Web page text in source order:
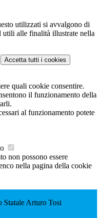
utilizzati si avvalgono di
utili alle finalità illustrate nella
Accetta tutti i cookies
quali cookie consentire.
il funzionamento della
al funzionamento potete
non possono essere
nella pagina della cookie
Statale Arturo Tosi